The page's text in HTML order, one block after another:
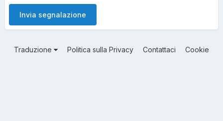
Invia segnalazione
Traduzione Politica sulla Privacy Contattaci Cookie